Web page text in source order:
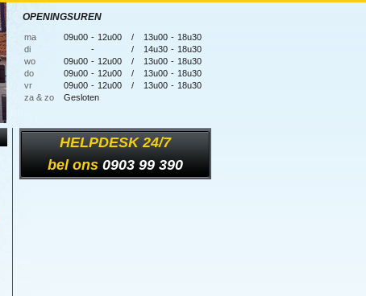
OPENINGSUREN
ma 09u00 - 12u00 / 13u00 - 18u30
di
- / 14u30 - 18u30
wo
09u00 - 12u00 / 13u00 - 18u30
do
09u00 - 12u00 / 13u00 - 18u30
vr
09u00 - 12u00 / 13u00 - 18u30
za & zo
Gesloten
HELPDESK 24/7
bel ons 0903 99 390